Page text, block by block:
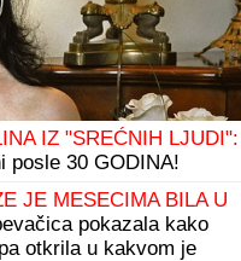
IZ "SREĆNIH LJUDI":
posle 30 GODINA!
JE MESECIMA BILA U
pokazala kako
otkrila u kakvom je